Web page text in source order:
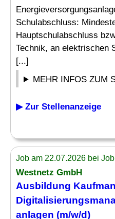
Schulabschluss:
Hauptschulabschluss
Technik, an elektrischen
[...]
MEHR INFOS ZUM
▶ Zur Stellenanzeige
Job am 22.07.2026 bei
Westnetz GmbH
Ausbildung
anlagen (m/w/d)